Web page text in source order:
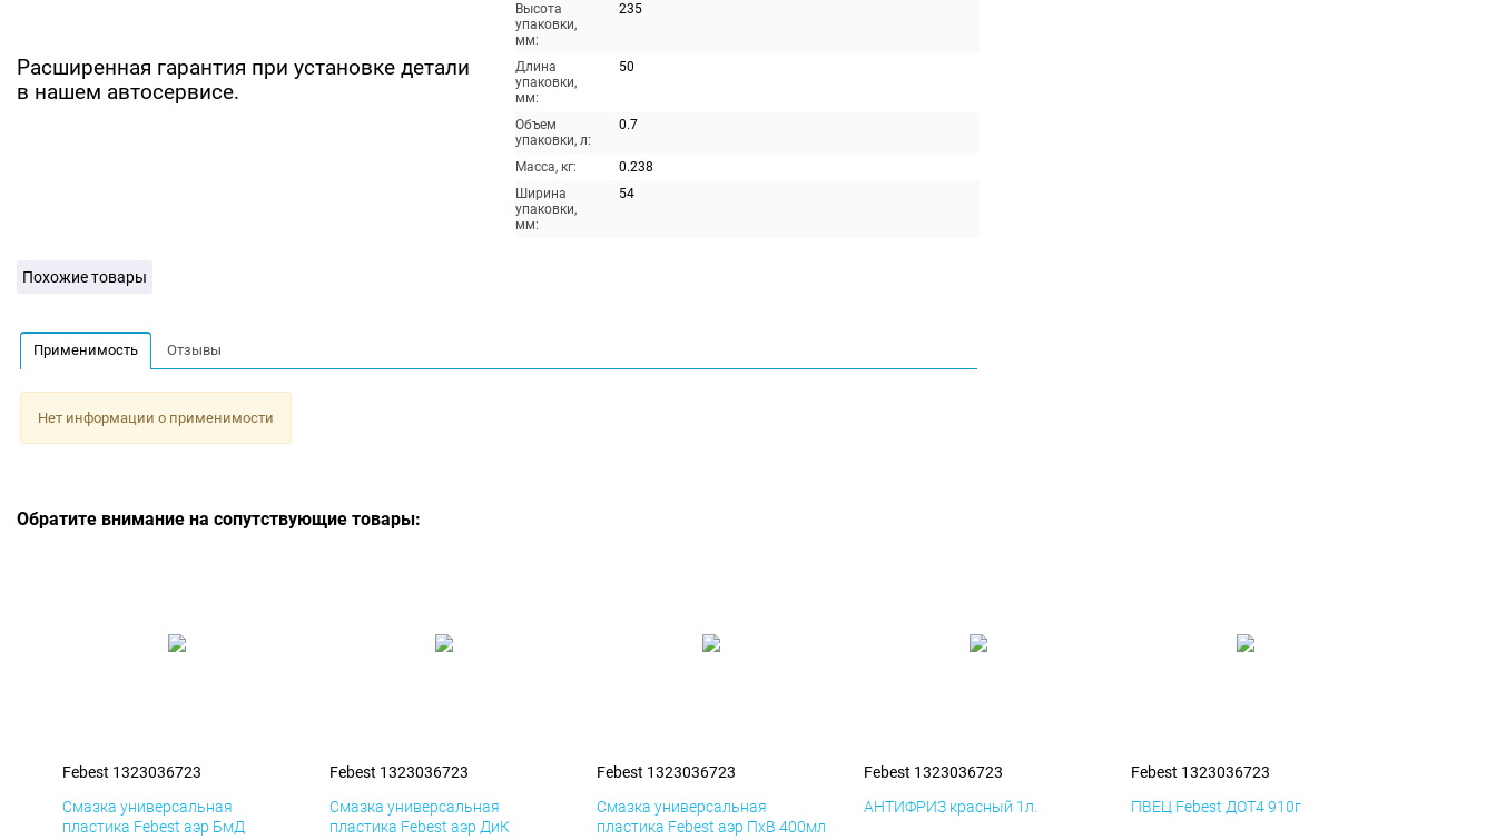
Расширенная гарантия при установке детали
в нашем автосервисе.
Высота
упаковки,
мм:
235
Длина
упаковки,
мм:
50
Объем
упаковки, л:
0.7
Масса, кг:
0.238
Ширина
упаковки,
мм:
54
Похожие товары
Применимость Отзывы
Нет информации о применимости
Обратите внимание на сопутствующие товары:
Febest 1323036723
Смазка универсальная
пластика Febest аэр БмД
Febest 1323036723
Смазка универсальная
пластика Febest аэр ДиК
Febest 1323036723
Смазка универсальная
пластика Febest аэр ПхВ 400мл
Febest 1323036723
АНТИФРИЗ красный 1л.
Febest 1323036723
ПВЕЦ Febest ДОТ4 910г